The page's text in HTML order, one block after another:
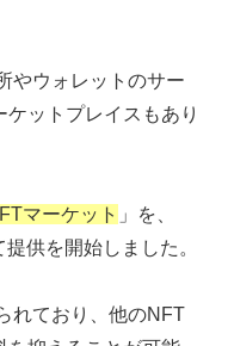
やウォレットのサー
ットプレイスもあり
マーケット 」を、
供を開始しました。
れており、他のNFT